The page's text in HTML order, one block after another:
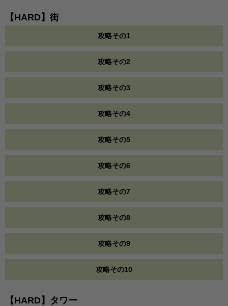
【HARD】街
攻略その1
攻略その2
攻略その3
攻略その4
攻略その5
攻略その6
攻略その7
攻略その8
攻略その9
攻略その10
【HARD】タワー